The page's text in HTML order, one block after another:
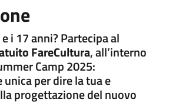
i 17 anni? Partecipa al
FareCultura, all’interno
Camp 2025:
unica per dire la tua e
progettazione del nuovo